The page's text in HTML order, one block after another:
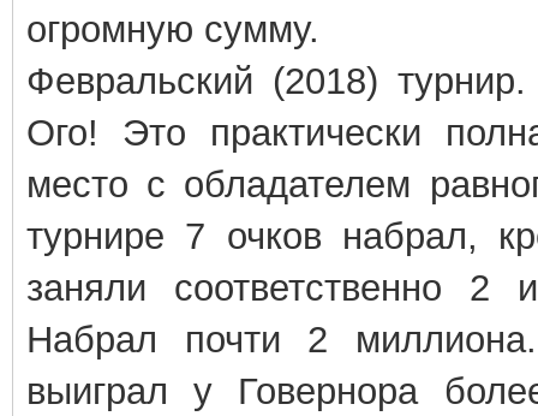
огромную сумму.
Февральский (2018)
Ого! Это практически
место с обладателем
турнире 7 очков набрал,
заняли соответственно
Набрал почти 2
выиграл у Говернора